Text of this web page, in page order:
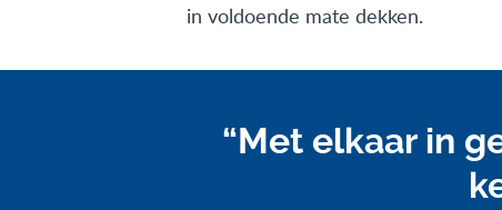
in voldoende mate dekken.
“Met elkaar in